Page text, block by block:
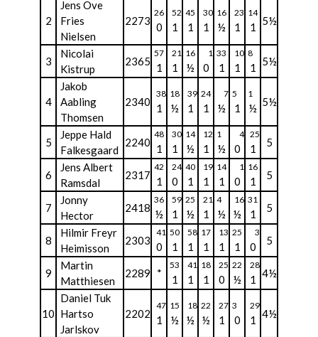
2
Jens Ove
Fries
Nielsen
2273
26
0
52
1
45
1
30
1
16
½
23
1
14
1 5½
3
Nicolai
Kistrup
2365
57
1
21
1
16
½
1
0
33
1
10
1
8
1 5½
4
Jakob
Aabling
Thomsen
2340
38
1
18
½
39
1
24
1
7
½
5
1
1
½ 5½
5
Jeppe Hald
Falkesgaard
2240
48
1
30
1
14
½
12
1
1
½
4
0
25
1 5
6
Jens Albert
Ramsdal
2317
42
1
24
0
40
1
19
1
14
1
1
0
16
1 5
7
Jonny
Hector
2418
36
½
59
1
25
½
21
1
4
½
16
½
31
1 5
8
Hilmir Freyr
Heimisson
2303
41
0
50
1
58
1
17
1
13
1
25
1
3
0 5
9
Martin
Matthiesen
2289 *
53
1
41
1
18
1
25
0
22
½
28
1 4½
10
Daniel Tuk
Hartso
Jarlskov
2202
47
1
15
½
18
½
22
½
27
1
3
0
29
1 4½